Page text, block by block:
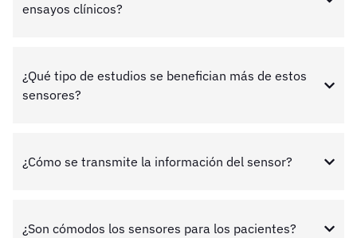
ensayos clínicos?
¿Qué tipo de estudios se benefician más de estos
sensores?
¿Cómo se transmite la información del sensor?
¿Son cómodos los sensores para los pacientes?